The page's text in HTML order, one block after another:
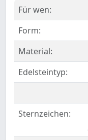
Für wen:
Form:
Material:
Edelsteintyp:
Sternzeichen: